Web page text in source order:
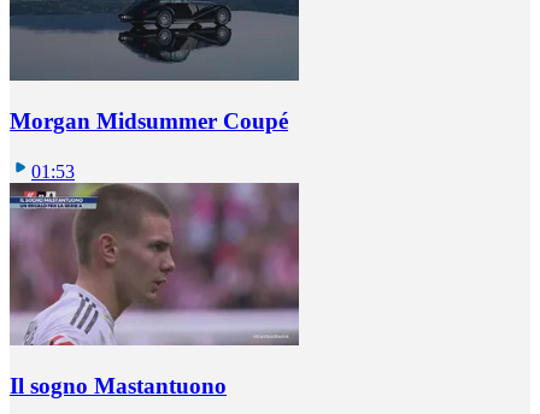
Morgan Midsummer Coupé
01:53
Il sogno Mastantuono